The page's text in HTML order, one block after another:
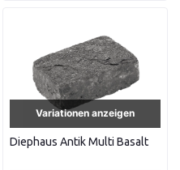
Variationen anzeigen
Diephaus Antik Multi Basalt